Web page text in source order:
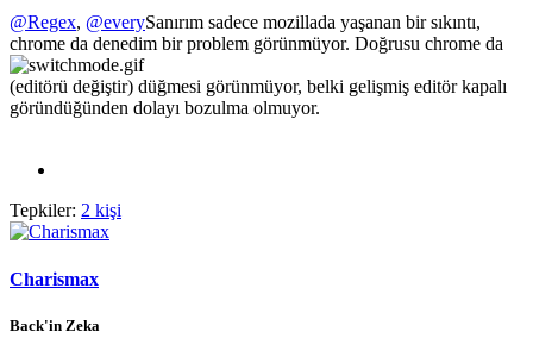
@Regex, @everySanırım sadece mozillada yaşanan bir sıkıntı,
chrome da denedim bir problem görünmüyor. Doğrusu chrome da
(editörü değiştir) düğmesi görünmüyor, belki gelişmiş editör kapalı
göründüğünden dolayı bozulma olmuyor.
Tepkiler: 2 kişi
Charismax
Back'in Zeka